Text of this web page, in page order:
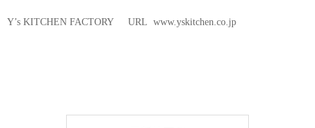
Y’s KITCHEN FACTORY URL www.yskitchen.co.jp